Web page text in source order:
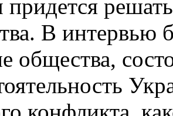
придется
В интервью
общества,